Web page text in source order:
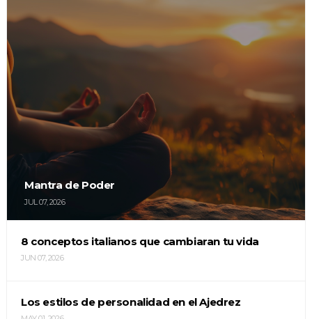
Mantra de Poder
JUL 07, 2026
8 conceptos italianos que cambiaran tu vida
JUN 07, 2026
Los estilos de personalidad en el Ajedrez